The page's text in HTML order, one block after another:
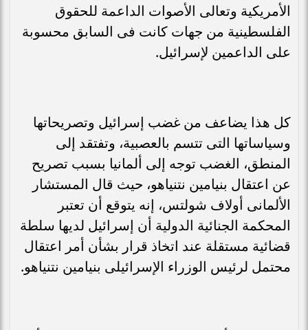
الأمريكية وتعالى الأصوات الداعمة للحقوق
الفلسطينية من جهات كانت فى السابق محسوبة
على الداعمين لإسرائيل.
كل هذا يضاعف من غضب إسرائيل وتصريحاتها
وسياساتها التى تتسم بالعصبية، وتفتقد إلى
المنطق، الغضب توجه إلى ألمانيا بسبب تصريح
عن اعتقال بنيامين نتنياهو، حيث قال المستشار
الألمانى أولاف شولتس، إنه يتوقع أن تعتبر
المحكمة الجنائية الدولية أن إسرائيل لديها سلطة
قضائية مستقلة عند اتخاذ قرار بشأن أمر اعتقال
محتمل لرئيس الوزراء الإسرائيلى بنيامين نتنياهو.